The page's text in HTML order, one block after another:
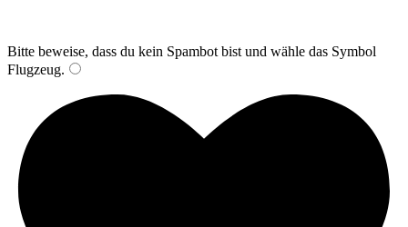
Bitte beweise, dass du kein Spambot bist und wähle das Symbol
Flugzeug.